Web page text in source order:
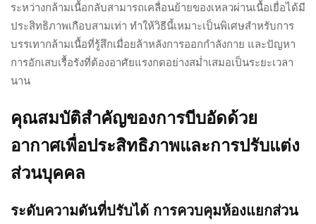
ระหว่างกล้ามเนื้อกลับสามารถเคลื่อนย้ายของเหลวผ่านเนื้อเยื่อได้มี
ประสิทธิภาพเกือบสามเท่า ทำให้วิธีนี้เหมาะเป็นพิเศษสำหรับการ
บรรเทากล้ามเนื้อที่รู้สึกเมื่อยล้าหลังการออกกำลังกาย และปัญหา
การอักเสบเรื้อรังที่ต้องอาศัยแรงกดอย่างสม่ำเสมอเป็นระยะเวลา
นาน
คุณสมบัติสำคัญของการบีบอัดด้วย
อากาศเพื่อประสิทธิภาพและการปรับแต่ง
ส่วนบุคคล
ระดับความดันที่ปรับได้ การควบคุมห้องแยกส่วน